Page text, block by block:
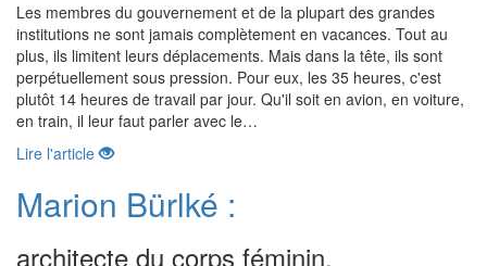
Les membres du gouvernement et de la plupart des grandes
institutions ne sont jamais complètement en vacances. Tout au
plus, ils limitent leurs déplacements. Mais dans la tête, ils sont
perpétuellement sous pression. Pour eux, les 35 heures, c'est
plutôt 14 heures de travail par jour. Qu'il soit en avion, en voiture,
en train, il leur faut parler avec le…
Lire l'article
Marion Bürlké :
architecte du corps féminin.